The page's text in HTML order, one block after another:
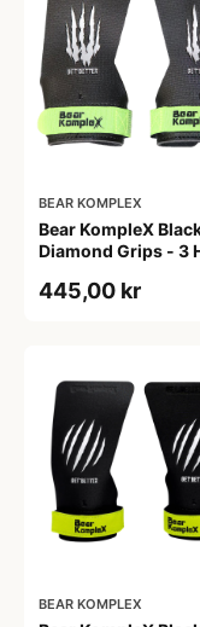
BEAR KOMPLEX
Bear KompleX
Diamond Grips - 3
445,00 kr
BEAR KOMPLEX